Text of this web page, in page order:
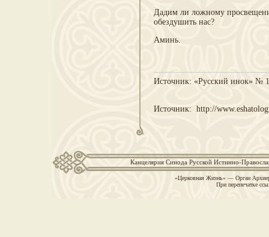
Дадим ли ложному
обездушить нас?
Аминь.
Источник: «Русский инок» №
Источник: http://
Канцелярия Синода Русской Истинно-
«Церковная Жизнь» — Орган
При перепечатке